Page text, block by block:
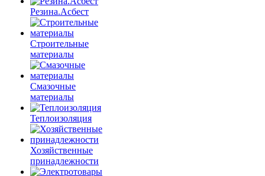
Резина.Асбест
Строительные
материалы
Смазочные
материалы
Теплоизоляция
Хозяйственные
принадлежности